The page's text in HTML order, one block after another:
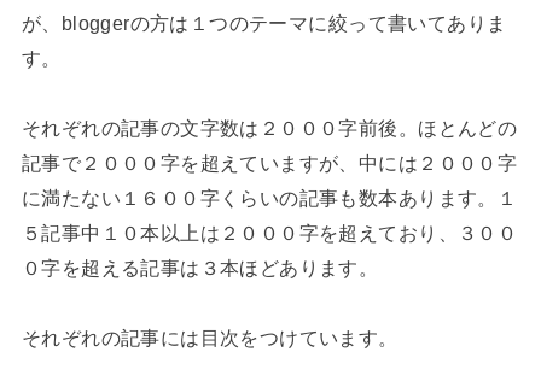
が、bloggerの方は１つのテーマに絞って書いてありま
す。
それぞれの記事の文字数は２０００字前後。ほとんどの
記事で２０００字を超えていますが、中には２０００字
に満たない１６００字くらいの記事も数本あります。１
５記事中１０本以上は２０００字を超えており、３００
０字を超える記事は３本ほどあります。
それぞれの記事には目次をつけています。